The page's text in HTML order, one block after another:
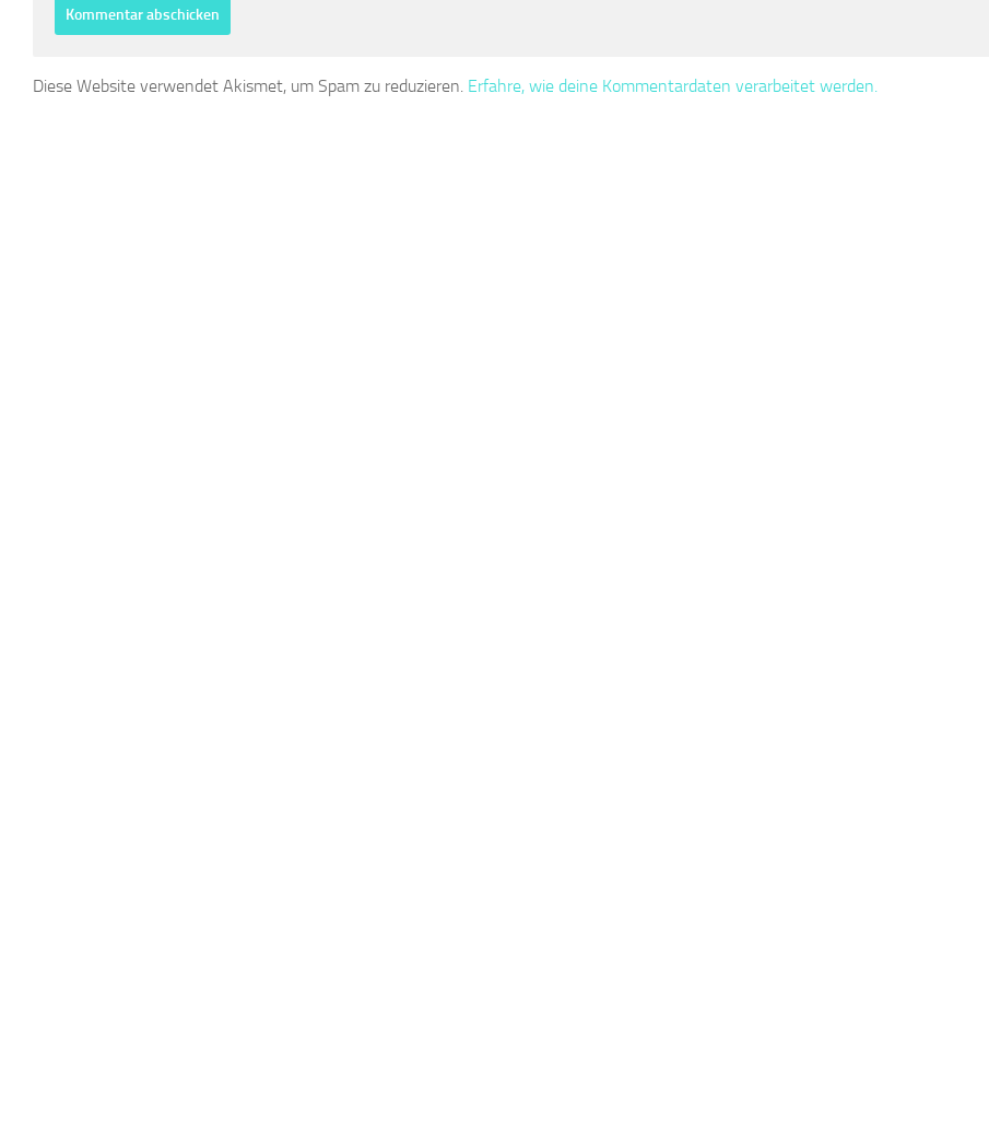
Diese Website verwendet Akismet, um Spam zu reduzieren. Erfahre, wie deine Kommentardaten verarbeitet werden.